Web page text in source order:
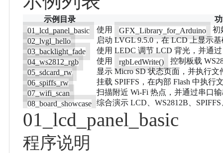
示例目录
01_lcd_panel_basic
使用 GFX_Library_for_Arduino
初
02_lvgl_hello
启动 LVGL 9.5.0，在 LCD 上显示
03_backlight_fade
使用 LEDC 调节 LCD 背光，并通
04_ws2812_rgb
使用 rgbLedWrite()
控制板载
05_sdcard_rw
显示 Micro SD 状态页面，并执行
06_spiffs_rw
挂载 SPIFFS，在内部 Flash 中执行
07_wifi_scan
扫描附近 Wi-Fi 热点，并通过串口
08_board_showcase
综合演示 LCD、WS2812B、
01_lcd_panel_basic
程序说明